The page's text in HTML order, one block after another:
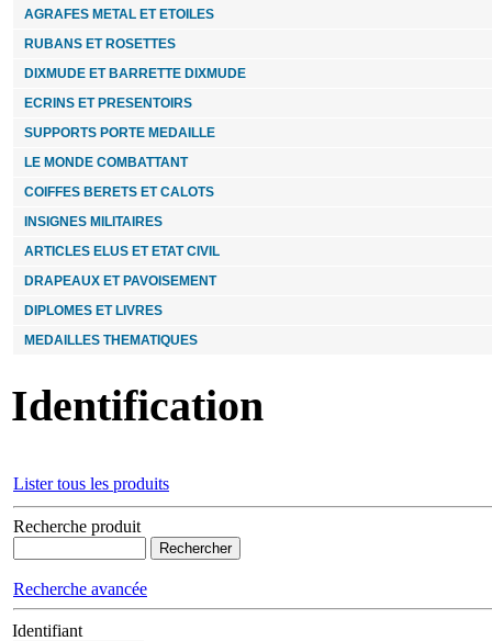
AGRAFES METAL ET ETOILES
RUBANS ET ROSETTES
DIXMUDE ET BARRETTE DIXMUDE
ECRINS ET PRESENTOIRS
SUPPORTS PORTE MEDAILLE
LE MONDE COMBATTANT
COIFFES BERETS ET CALOTS
INSIGNES MILITAIRES
ARTICLES ELUS ET ETAT CIVIL
DRAPEAUX ET PAVOISEMENT
DIPLOMES ET LIVRES
MEDAILLES THEMATIQUES
Identification
Lister tous les produits
Recherche produit
Recherche avancée
Identifiant